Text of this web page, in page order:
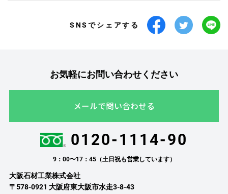
SNSでシェアする
お気軽にお問い合わせください
メールで問い合わせる
0120-1114-90
9：00〜17：45（土日祝も営業しています）
大阪石材工業株式会社
〒578-0921 大阪府東大阪市水走3-8-43